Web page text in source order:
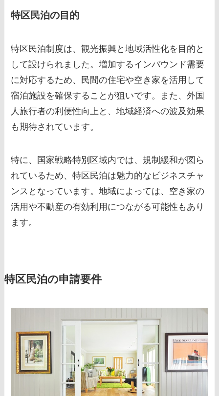
特区民泊の目的
特区民泊制度は、観光振興と地域活性化を目的と
して設けられました。増加するインバウンド需要
に対応するため、民間の住宅や空き家を活用して
宿泊施設を確保することが狙いです。また、外国
人旅行者の利便性向上と、地域経済への波及効果
も期待されています。
特に、国家戦略特別区域内では、規制緩和が図ら
れているため、特区民泊は魅力的なビジネスチャ
ンスとなっています。地域によっては、空き家の
活用や不動産の有効利用につながる可能性もあり
ます。
特区民泊の申請要件